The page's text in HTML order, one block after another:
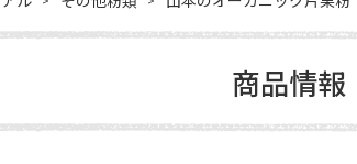
商品情報